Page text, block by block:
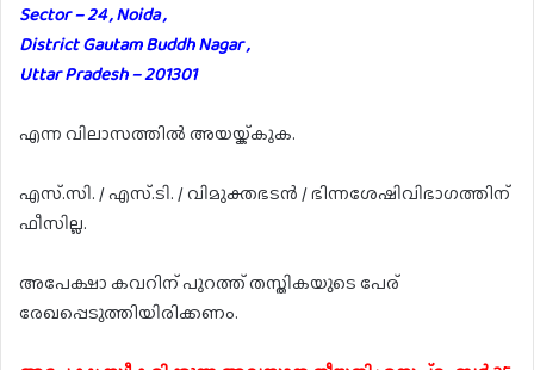
Sector – 24 , Noida ,
District Gautam Buddh Nagar ,
Uttar Pradesh – 201301
എന്ന വിലാസത്തിൽ അയയ്ക്കുക.
എസ്.സി. / എസ്.ടി. / വിമുക്തഭടൻ / ഭിന്നശേഷിവിഭാഗത്തിന്
ഫീസില്ല.
അപേക്ഷാ കവറിന് പുറത്ത് തസ്തികയുടെ പേര്
രേഖപ്പെടുത്തിയിരിക്കണം.